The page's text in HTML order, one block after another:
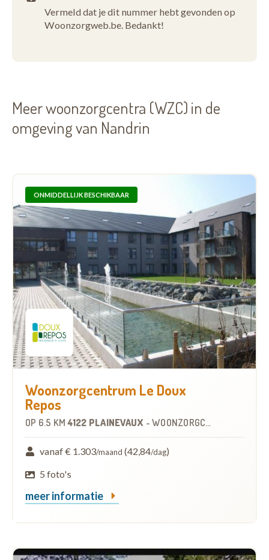
Vermeld dat je dit nummer hebt gevonden op
Woonzorgweb.be. Bedankt!
Meer woonzorgcentra (WZC) in de
omgeving van Nandrin
ONMIDDELLIJK BESCHIKBAAR
Woonzorgcentrum Le Doux
Repos
OP 6.5 KM 4122 PLAINEVAUX - WOONZORGCENTRUM (WZC)
vanaf € 1.303/maand (42,84/dag)
5 foto's
meer informatie